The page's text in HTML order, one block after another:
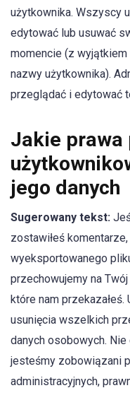
użytkownika. Wszyscy
edytować lub usuwać
momencie (z
nazwy użytkownika).
przeglądać i edytować
Jakie prawa
jego danych
Sugerowany tekst:
zostawiłeś
wyeksportowanego
przechowujemy na
które nam
usunięcia wszelkich
danych osobowych. Nie
jesteśmy zobowiązani
administracyjnych,